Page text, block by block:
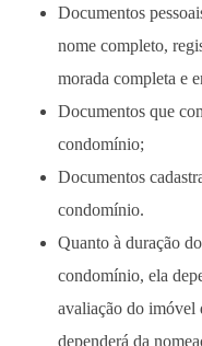
Documentos
nome completo,
morada completa e
Documentos que
condomínio;
Documentos
condomínio.
Quanto à duração
condomínio, ela
avaliação do imóvel
dependerá da